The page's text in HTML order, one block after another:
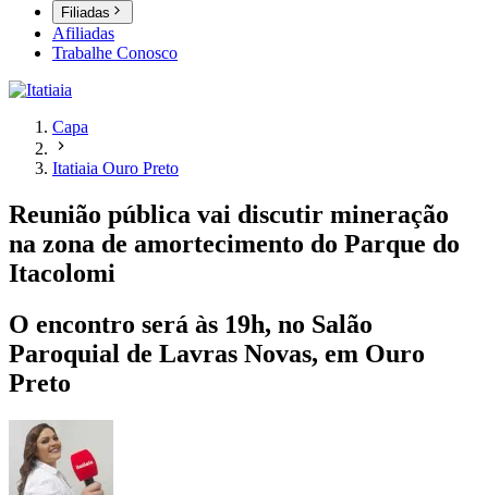
Filiadas
Afiliadas
Trabalhe Conosco
Capa
Itatiaia Ouro Preto
Reunião pública vai discutir mineração
na zona de amortecimento do Parque do
Itacolomi
O encontro será às 19h, no Salão
Paroquial de Lavras Novas, em Ouro
Preto